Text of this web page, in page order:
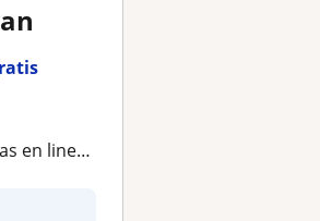
horario flexible